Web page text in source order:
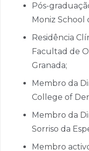
Pós-
Moniz School
Residência
Facultad de
Granada;
Membro da
College of
Membro da
Sorriso da
Membro